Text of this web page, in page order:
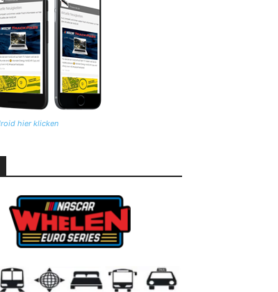
hier klicken